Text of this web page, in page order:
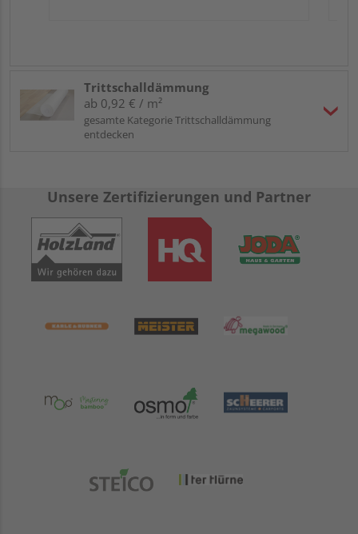
Trittschalldämmung
ab 0,92 € / m²
gesamte Kategorie Trittschalldämmung
entdecken
Unsere Zertifizierungen und Partner